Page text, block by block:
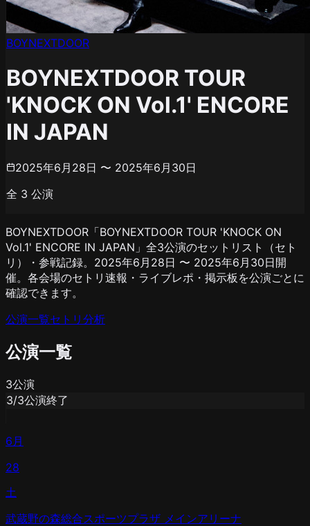
BOYNEXTDOOR
BOYNEXTDOOR TOUR
'KNOCK ON Vol.1' ENCORE
IN JAPAN
2025年6月28日 〜 2025年6月30日
全 3 公演
BOYNEXTDOOR「BOYNEXTDOOR TOUR 'KNOCK ON
Vol.1' ENCORE IN JAPAN」全3公演のセットリスト（セト
リ）・参戦記録。2025年6月28日 〜 2025年6月30日開
催。各会場のセトリ速報・ライブレポ・掲示板を公演ごとに
確認できます。
公演一覧セトリ分析
公演一覧
3公演
3/3公演終了
6月
28
土
武蔵野の森総合スポーツプラザ メインアリーナ